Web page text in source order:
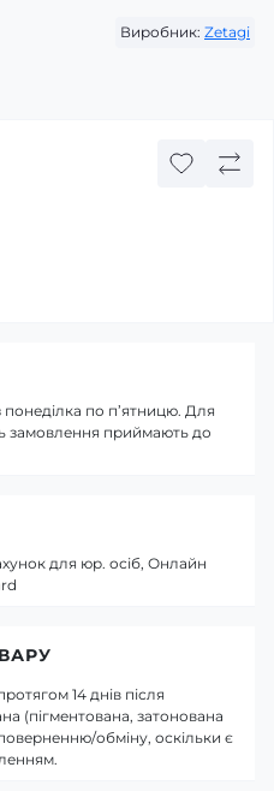
Виробник: Zetagi
по п’ятницю. Для
замовлення приймають до
для юр. осіб, Онлайн
14 днів після
(пігментована, затонована
обміну, оскільки є